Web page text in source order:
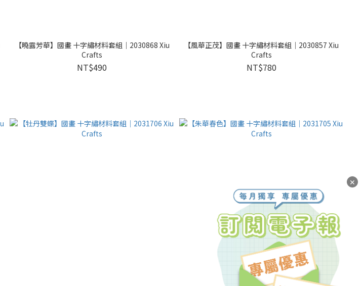
【曉露芳華】國畫 十字繡材料套組｜2030868 Xiu
Crafts
NT$490
【風華正茂】國畫 十字繡材料套組｜2030857 Xiu
Crafts
NT$780
✕